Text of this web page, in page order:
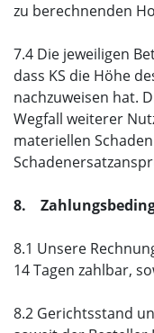
zu berechnenden
7.4 Die jeweiligen
dass KS die Höhe
nachzuweisen hat.
Wegfall weiterer
materiellen
8.
8.1 Unsere
14 Tagen zahlbar,
8.2 Gerichtsstand